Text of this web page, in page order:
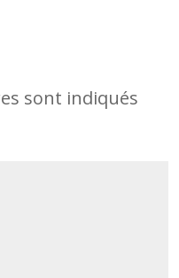
sont indiqués